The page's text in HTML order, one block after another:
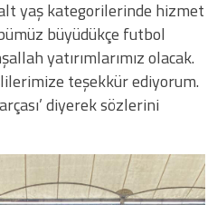
yaş kategorilerinde hizmet
büyüdükçe futbol
yatırımlarımız olacak.
teşekkür ediyorum.
diyerek sözlerini